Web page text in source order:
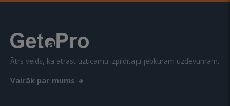
Ātrs veids, kā atrast uzticamu izpildītāju jebkuram uzdevumam.
Vairāk par mums